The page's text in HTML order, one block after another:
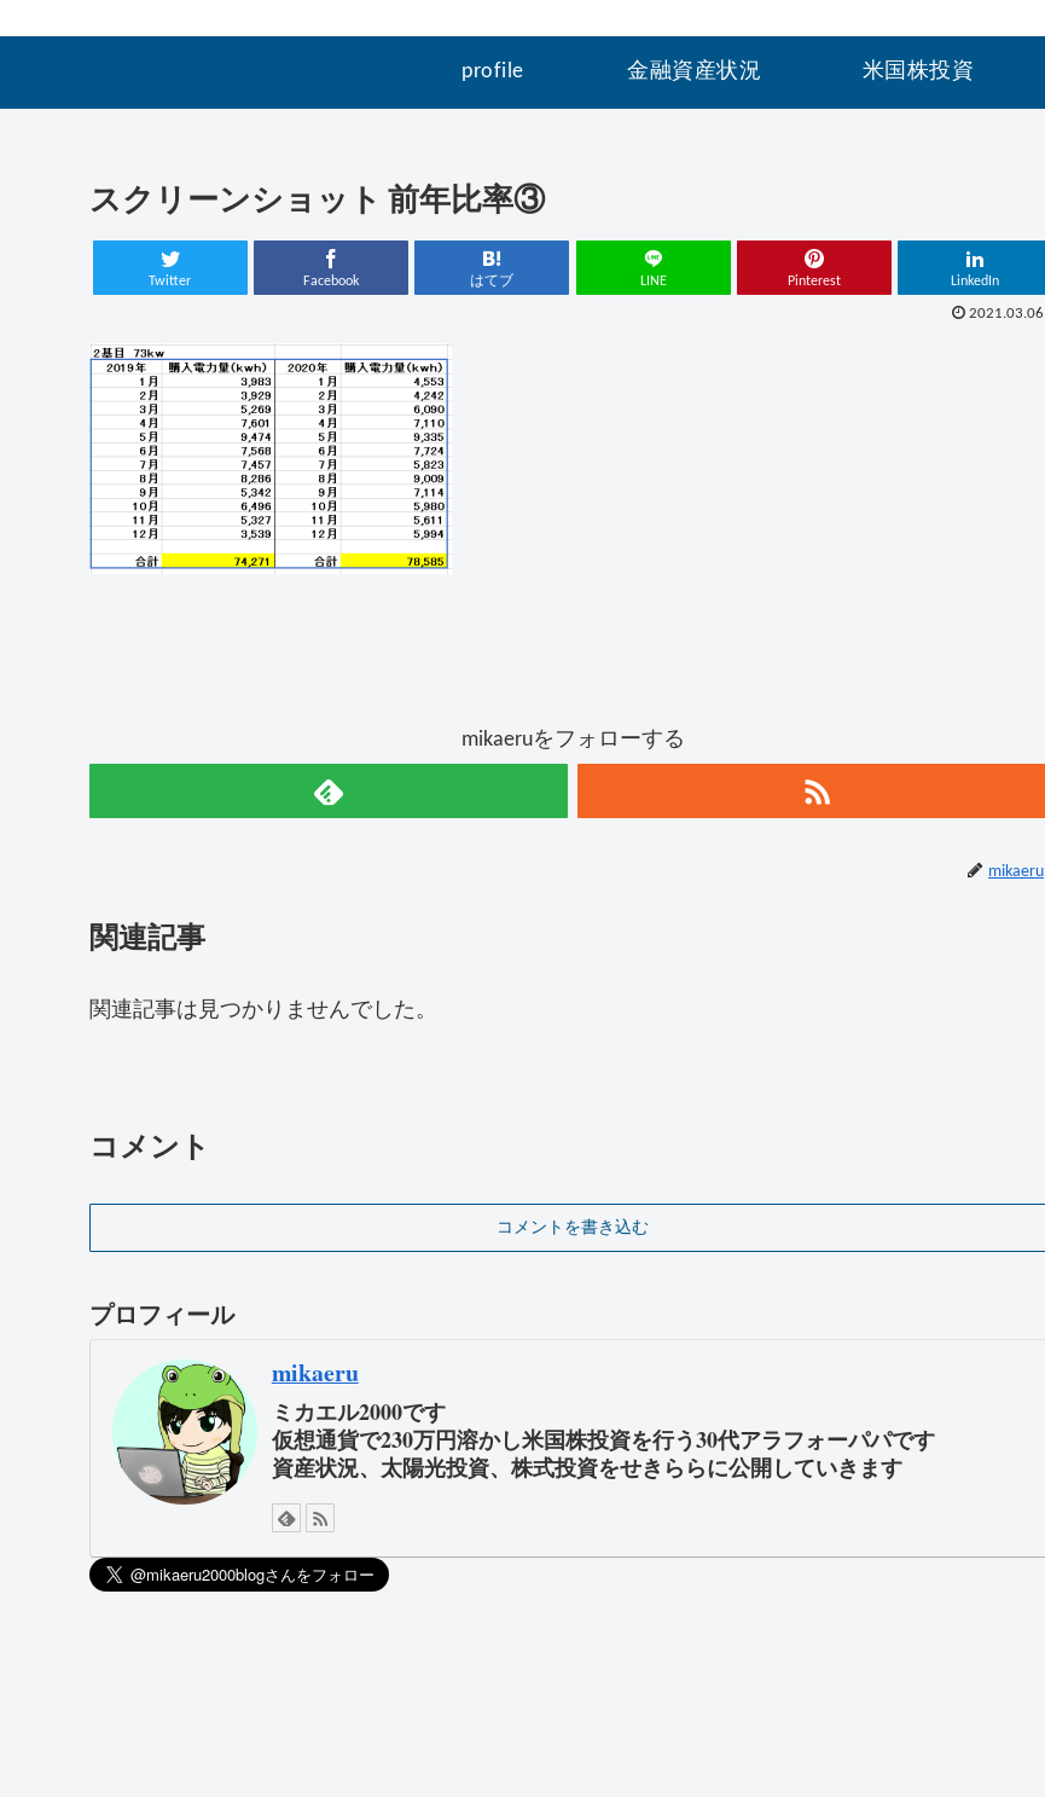
profile 金融資産状況 米国株投資
スクリーンショット 前年比率③
Twitter Facebook はてブ LINE Pinterest LinkedIn
2021.03.06
mikaeruをフォローする
mikaeru
関連記事
関連記事は見つかりませんでした。
コメント
コメントを書き込む
プロフィール
mikaeru
ミカエル2000です
仮想通貨で230万円溶かし米国株投資を行う30代アラフォーパパです
資産状況、太陽光投資、株式投資をせきららに公開していきます